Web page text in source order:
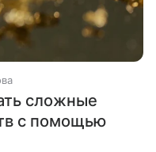
сложные
с помощью